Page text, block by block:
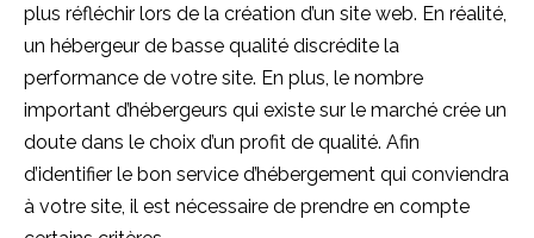
plus réfléchir lors de la création d’un site web. En réalité,
un hébergeur de basse qualité discrédite la
performance de votre site. En plus, le nombre
important d’hébergeurs qui existe sur le marché crée un
doute dans le choix d’un profit de qualité. Afin
d’identifier le bon service d’hébergement qui conviendra
à votre site, il est nécessaire de prendre en compte